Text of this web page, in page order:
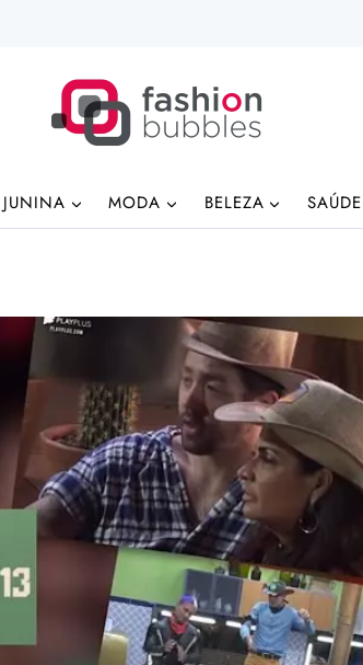
JUNINA MODA BELEZA SAÚDE